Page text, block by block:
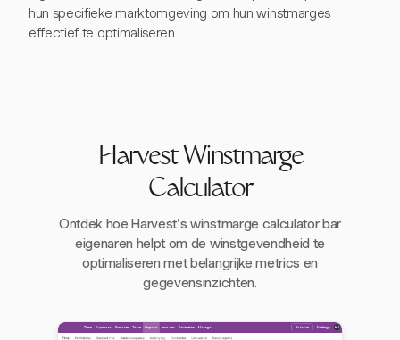
hun specifieke marktomgeving om hun winstmarges
effectief te optimaliseren.
Harvest Winstmarge
Calculator
Ontdek hoe Harvest's winstmarge calculator bar
eigenaren helpt om de winstgevendheid te
optimaliseren met belangrijke metrics en
gegevensinzichten.